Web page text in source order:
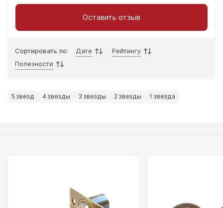
Оставить отзыв
Сортировать по: Дате
Рейтингу
Полезности
5 звезд 4 звезды 3 звезды 2 звезды 1 звезда